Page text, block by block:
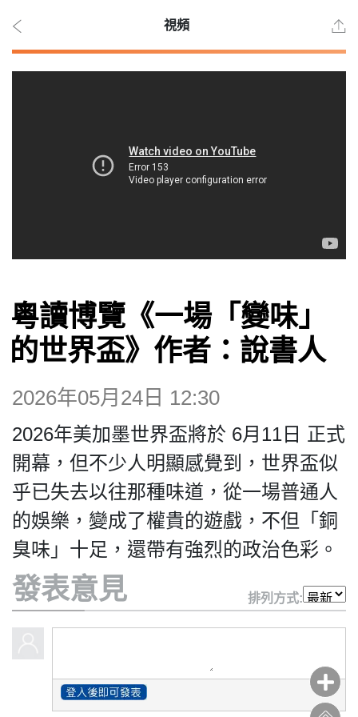
時事
觀點
博客
視頻
昔日
系列
關於我們
視頻
粵讀博覽《一場「變味」
的世界盃》作者：說書人
2026年05月24日 12:30
2026年美加墨世界盃將於 6月11日 正式
開幕，但不少人明顯感覺到，世界盃似
乎已失去以往那種味道，從一場普通人
的娛樂，變成了權貴的遊戲，不但「銅
臭味」十足，還帶有強烈的政治色彩。
發表意見 排列方式: